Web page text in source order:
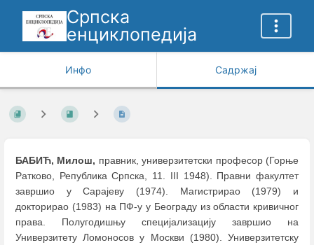
Српска
енциклопедија
Инфо Садржај
БАБИЋ, Милош, правник, универзитетски професор (Горње
Ратково, Република Српска, 11. III 1948). Правни факултет
завршио у Сарајеву (1974). Магистрирао (1979) и
докторирао (1983) на ПФ-у у Београду из области кривичног
права. Полугодишњу специјализацију завршио на
Универзитету Ломоносов у Москви (1980). Универзитетску